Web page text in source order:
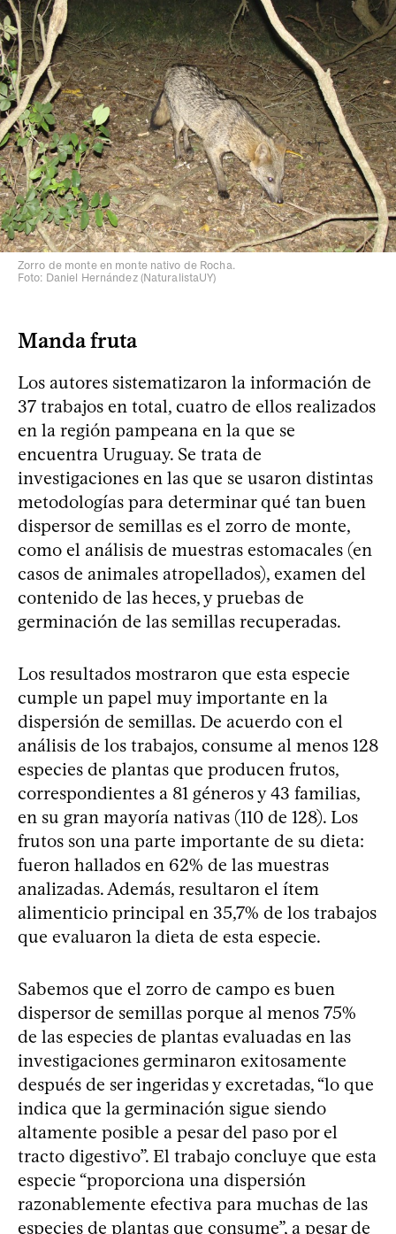
Zorro de monte en monte nativo de Rocha.
Foto: Daniel Hernández (NaturalistaUY)
Manda fruta
Los autores sistematizaron la información de
37 trabajos en total, cuatro de ellos realizados
en la región pampeana en la que se
encuentra Uruguay. Se trata de
investigaciones en las que se usaron distintas
metodologías para determinar qué tan buen
dispersor de semillas es el zorro de monte,
como el análisis de muestras estomacales (en
casos de animales atropellados), examen del
contenido de las heces, y pruebas de
germinación de las semillas recuperadas.
Los resultados mostraron que esta especie
cumple un papel muy importante en la
dispersión de semillas. De acuerdo con el
análisis de los trabajos, consume al menos 128
especies de plantas que producen frutos,
correspondientes a 81 géneros y 43 familias,
en su gran mayoría nativas (110 de 128). Los
frutos son una parte importante de su dieta:
fueron hallados en 62% de las muestras
analizadas. Además, resultaron el ítem
alimenticio principal en 35,7% de los trabajos
que evaluaron la dieta de esta especie.
Sabemos que el zorro de campo es buen
dispersor de semillas porque al menos 75%
de las especies de plantas evaluadas en las
investigaciones germinaron exitosamente
después de ser ingeridas y excretadas, “lo que
indica que la germinación sigue siendo
altamente posible a pesar del paso por el
tracto digestivo”. El trabajo concluye que esta
especie “proporciona una dispersión
razonablemente efectiva para muchas de las
especies de plantas que consume”, a pesar de